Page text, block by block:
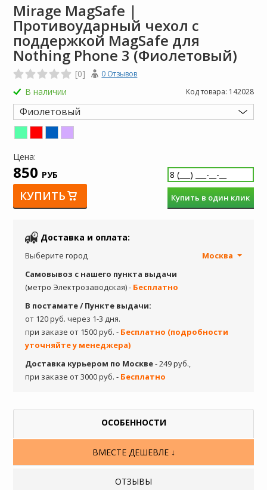
Mirage MagSafe |
Противоударный чехол с
поддержкой MagSafe для
Nothing Phone 3 (Фиолетовый)
[0] 0 Отзывов
В наличии Код товара: 142028
Фиолетовый
Цена:
850 РУБ
КУПИТЬ Купить в один клик
Доставка и оплата:
Выберите город
Москва
Самовывоз с нашего пункта выдачи
(метро Электрозаводская) - Бесплатно
В постамате / Пункте выдачи:
от 120 руб. через 1-3 дня.
при заказе от 1500 руб. - Бесплатно (подробности
уточняйте у менеджера)
Доставка курьером по Москве- 249 руб.,
при заказе от 3000 руб. - Бесплатно
ОСОБЕННОСТИ
ВМЕСТЕ ДЕШЕВЛЕ ↓
ОТЗЫВЫ